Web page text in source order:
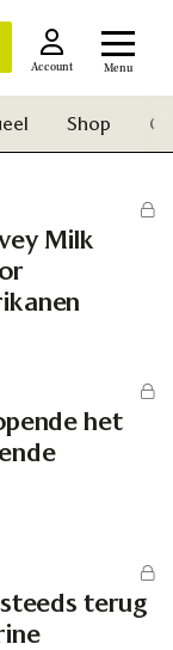
Account Menu
Shop
Milk
het
terug